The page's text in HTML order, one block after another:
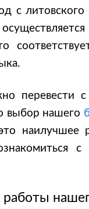
с
перевести
выбор нашего
наилучшее
с
работы